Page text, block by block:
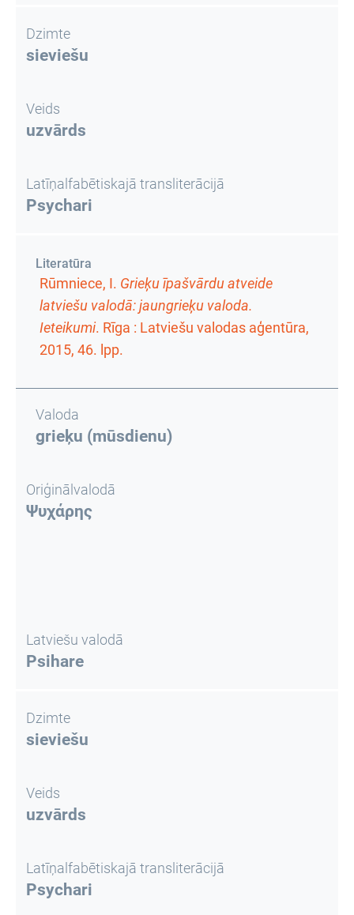
Dzimte
sieviešu
Veids
uzvārds
Latīņalfabētiskajā transliterācijā
Psychari
Literatūra
Rūmniece, I. Grieķu īpašvārdu atveide
latviešu valodā: jaungrieķu valoda.
Ieteikumi. Rīga : Latviešu valodas aģentūra,
2015, 46. lpp.
Valoda
grieķu (mūsdienu)
Oriģinālvalodā
Ψυχάρης
Latviešu valodā
Psihare
Dzimte
sieviešu
Veids
uzvārds
Latīņalfabētiskajā transliterācijā
Psychari